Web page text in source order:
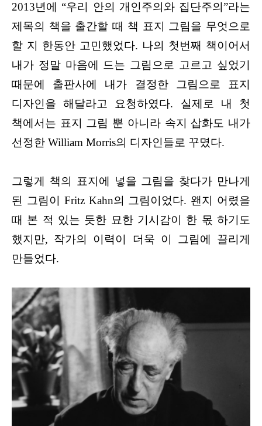
2013년에 “우리 안의 개인주의와 집단주의”라는
제목의 책을 출간할 때 책 표지 그림을 무엇으로
할 지 한동안 고민했었다. 나의 첫번째 책이어서
내가 정말 마음에 드는 그림으로 고르고 싶었기
때문에 출판사에 내가 결정한 그림으로 표지
디자인을 해달라고 요청하였다. 실제로 내 첫
책에서는 표지 그림 뿐 아니라 속지 삽화도 내가
선정한 William Morris의 디자인들로 꾸몄다.
그렇게 책의 표지에 넣을 그림을 찾다가 만나게
된 그림이 Fritz Kahn의 그림이었다. 왠지 어렸을
때 본 적 있는 듯한 묘한 기시감이 한 몫 하기도
했지만, 작가의 이력이 더욱 이 그림에 끌리게
만들었다.